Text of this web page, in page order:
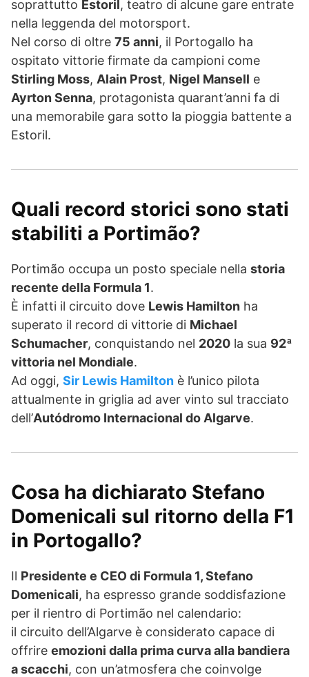
soprattutto Estoril , teatro di alcune gare entrate
nella leggenda del motorsport.
Nel corso di oltre 75 anni, il Portogallo ha
ospitato vittorie firmate da campioni come
Stirling Moss, Alain Prost, Nigel Mansell e
Ayrton Senna, protagonista quarant’anni fa di
una memorabile gara sotto la pioggia battente a
Estoril.
Quali record storici sono stati
stabiliti a Portimão?
Portimão occupa un posto speciale nella storia
recente della Formula 1.
È infatti il circuito dove Lewis Hamilton ha
superato il record di vittorie di Michael
Schumacher, conquistando nel 2020 la sua 92ª
vittoria nel Mondiale.
Ad oggi, Sir Lewis Hamilton è l’unico pilota
attualmente in griglia ad aver vinto sul tracciato
dell’Autódromo Internacional do Algarve.
Cosa ha dichiarato Stefano
Domenicali sul ritorno della F1
in Portogallo?
Il Presidente e CEO di Formula 1, Stefano
Domenicali, ha espresso grande soddisfazione
per il rientro di Portimão nel calendario:
il circuito dell’Algarve è considerato capace di
offrire emozioni dalla prima curva alla bandiera
a scacchi, con un’atmosfera che coinvolge